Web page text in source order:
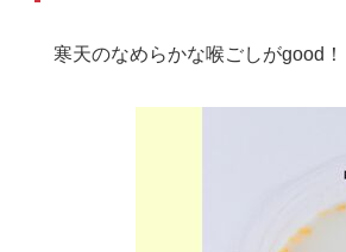
寒天のなめらかな喉ごしがgood！